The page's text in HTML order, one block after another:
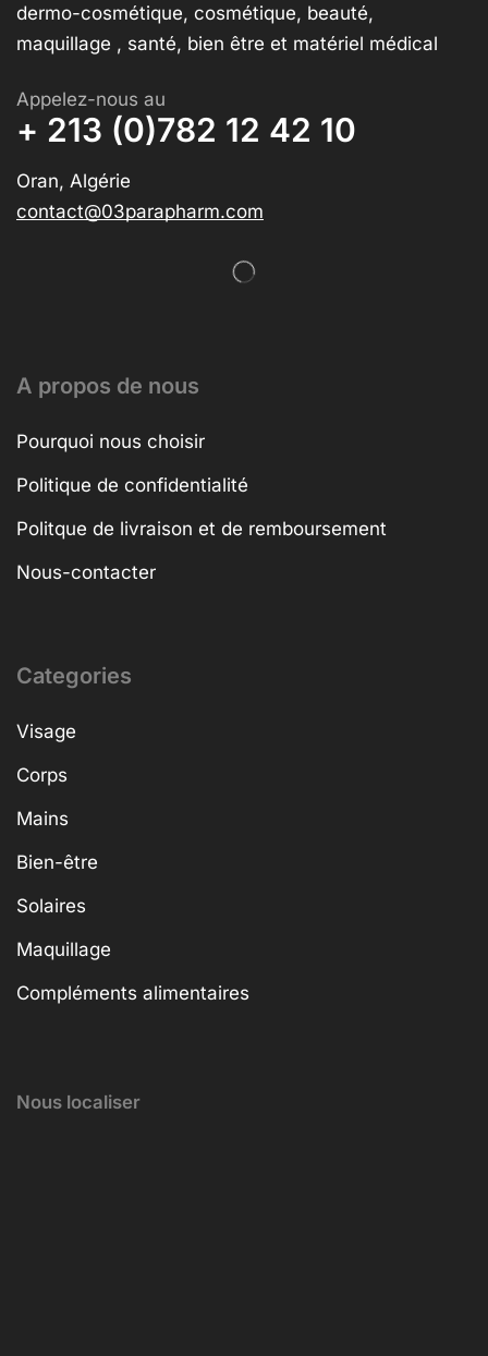
dermo-cosmétique, cosmétique, beauté,
maquillage , santé, bien être et matériel médical
Appelez-nous au
+ 213 (0)782 12 42 10
Oran, Algérie
contact@03parapharm.com
A propos de nous
Pourquoi nous choisir
Politique de confidentialité
Politque de livraison et de remboursement
Nous-contacter
Categories
Visage
Corps
Mains
Bien-être
Solaires
Maquillage
Compléments alimentaires
Nous localiser